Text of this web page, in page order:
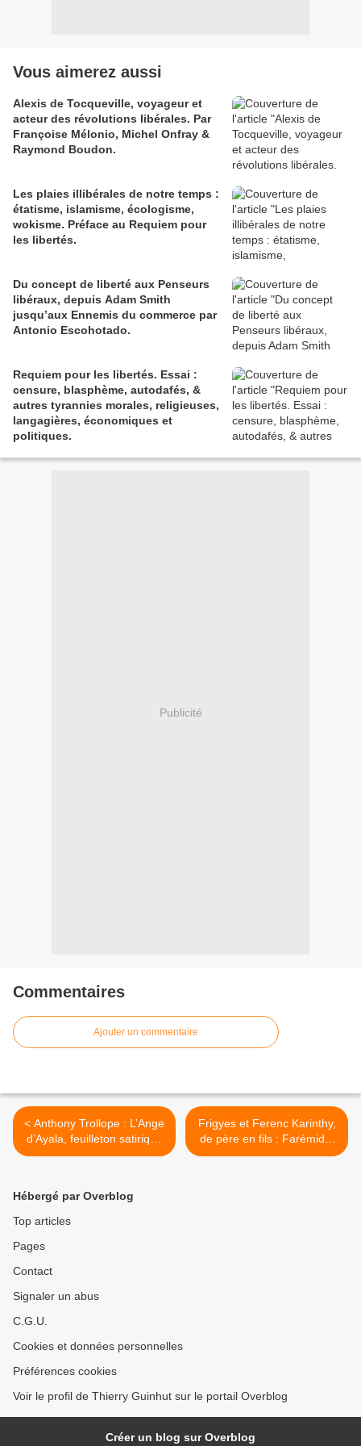
Vous aimerez aussi
Alexis de Tocqueville, voyageur et
acteur des révolutions libérales. Par
Françoise Mélonio, Michel Onfray &
Raymond Boudon.
Les plaies illibérales de notre temps :
étatisme, islamisme, écologisme,
wokisme. Préface au Requiem pour
les libertés.
Du concept de liberté aux Penseurs
libéraux, depuis Adam Smith
jusqu’aux Ennemis du commerce par
Antonio Escohotado.
Requiem pour les libertés. Essai :
censure, blasphème, autodafés, &
autres tyrannies morales, religieuses,
langagières, économiques et
politiques.
Publicité
Commentaires
Ajouter un commentaire
< Anthony Trollope : L’Ange
d’Ayala, feuilleton satirique
de l’amour.
Frigyes et Ferenc Karinthy,
de père en fils : Farémido,
Epépé, ou les pays du
Hébergé par Overblog
Top articles
Pages
Contact
Signaler un abus
C.G.U.
Cookies et données personnelles
Préférences cookies
Voir le profil de Thierry Guinhut sur le portail Overblog
Créer un blog sur Overblog